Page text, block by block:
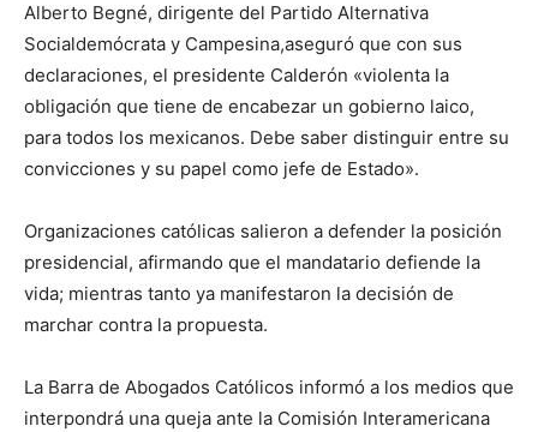
Alberto Begné, dirigente del Partido Alternativa
Socialdemócrata y Campesina,aseguró que con sus
declaraciones, el presidente Calderón «violenta la
obligación que tiene de encabezar un gobierno laico,
para todos los mexicanos. Debe saber distinguir entre su
convicciones y su papel como jefe de Estado».
Organizaciones católicas salieron a defender la posición
presidencial, afirmando que el mandatario defiende la
vida; mientras tanto ya manifestaron la decisión de
marchar contra la propuesta.
La Barra de Abogados Católicos informó a los medios que
interpondrá una queja ante la Comisión Interamericana